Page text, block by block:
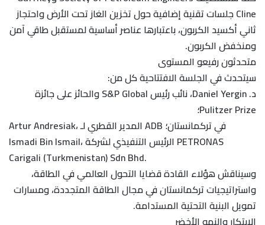
Cline جلسات تقنية إضافية حول تخزين الغاز تحت الأرض واحتجاز
ثاني أكسيد الكربون، باعتبارها عناصر أساسية لمستقبل طاقي آمن
ومنخفض الكربون.
متحدثون رفيعو المستوى
سيتحدث في الجلسة الافتتاحية كل من:
د. Daniel Yergin، نائب رئيس S&P Global والحائز على جائزة
Pulitzer Prize؛
Artur Andresiak، المدير القطري لـ ADB في تركمانستان؛
Ismadi Bin Ismail، الرئيس التنفيذي لشركة PETRONAS
Carigali (Turkmenistan) Sdn Bhd.
وسيناقش هؤلاء القادة قضايا التحول العالمي في الطاقة،
واستراتيجيات تركمانستان في مجال الطاقة المتجددة، ومسارات
تمويل البنية التحتية المستدامة.
الابتكار والنمو الأخضر